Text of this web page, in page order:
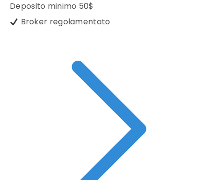
Deposito minimo 50$
Broker regolamentato